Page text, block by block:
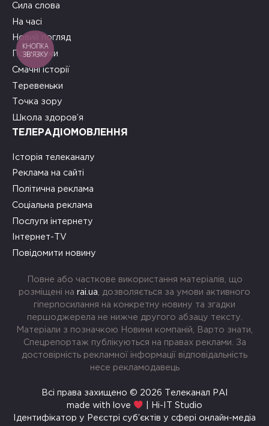
Сила слова
На часі
Новий погляд
Подружки
Смачні історії
Теревеньки
Точка зору
Школа здоров’я
ТЕЛЕРАДІОМОВЛЕННЯ
Історія телеканалу
Реклама на сайті
Політична реклама
Соціальна реклама
Послуги інтернету
Інтернет-TV
Повідомити новину
Повне або часткове використання матеріалів, що
розміщені на rai.ua , дозволяється за умови активного
гіперпосилання на конкретну новину та згадки
першоджерела не нижче другого абзацу тексту.
Матеріали з позначкою Новини компаній, Варто знати,
Спецрепортаж публікуються на правах реклами. За
достовірність рекламної інформації відповідальність
несе рекламодавець
Всі права захищено © 2026 Телеканал РАІ
made with love
| Hi-IT Studio
Ідентифікатор у Реєстрі суб’єктів у сфері онлайн-медіа
КНОПКА
ЗВ'ЯЗКУ